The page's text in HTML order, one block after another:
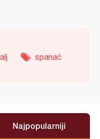
spanać
Najpopularniji